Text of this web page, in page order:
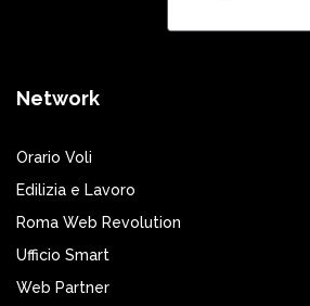
Network
Orario Voli
Edilizia e Lavoro
Roma Web Revolution
Ufficio Smart
Web Partner